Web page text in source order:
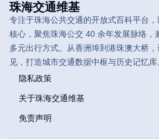
珠海交通维基
专注于珠海公共交通的开放式百科平台，
核心，聚焦珠海公交 40 余年发展脉络，
多元出行方式。从香洲埠到港珠澳大桥
见，打造城市交通数据中枢与历史记忆库
隐私政策
关于珠海交通维基
免责声明